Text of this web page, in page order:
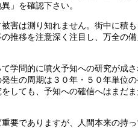
」を確認下さい。
害は測り知れません。街中に積
推移を注意深く注目し、万全の
学問的に噴火予知への研究が成
生の周期は３０年・５０年単位
しても、予知への確信へはまだ
要でありますが、人間本来の持